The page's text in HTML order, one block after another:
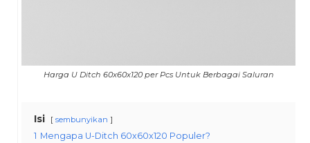
Harga U Ditch 60x60x120 per Pcs Untuk Berbagai Saluran
Isi sembunyikan
1 Mengapa U-Ditch 60x60x120 Populer?